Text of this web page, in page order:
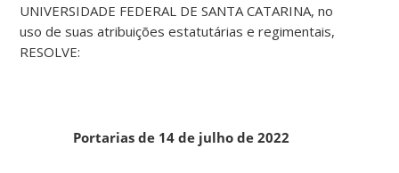
UNIVERSIDADE FEDERAL DE SANTA CATARINA, no
uso de suas atribuições estatutárias e regimentais,
RESOLVE:
Portarias de 14 de julho de 2022